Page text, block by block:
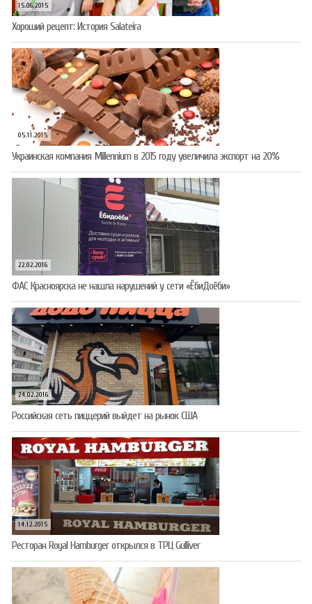
15.06.2015
Хороший рецепт: История Salateira
05.11.2015
Украинская компания Millennium в 2015 году увеличила экспорт на 20%
22.02.2016
ФАС Красноярска не нашла нарушений у сети «ЁбиДоёби»
24.02.2016
Российская сеть пиццерий выйдет на рынок США
14.12.2015
Ресторан Royal Hamburger открылся в ТРЦ Gulliver